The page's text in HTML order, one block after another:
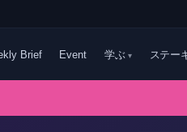
Brief Event 学ぶ ステー